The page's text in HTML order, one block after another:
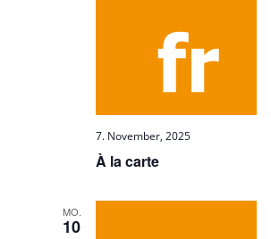
À la carte
7. November, 2025
MO.
10